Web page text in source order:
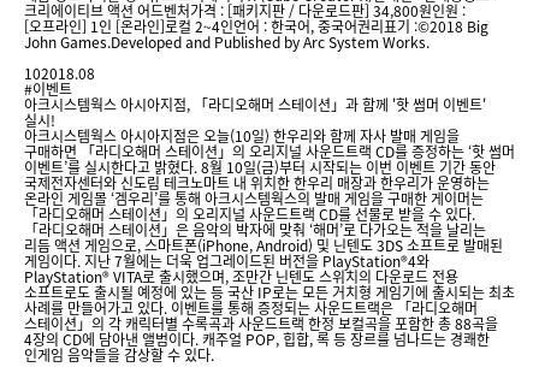
크리에이티브 액션 어드벤처가격 : [패키지판 / 다운로드판] 34,800원인원 :
[오프라인] 1인 [온라인]로컬 2~4인언어 : 한국어, 중국어권리표기 :©2018 Big
John Games.Developed and Published by Arc System Works.
102018.08
#이벤트
아크시스템웍스 아시아지점, 「라디오해머 스테이션」과 함께 '핫 썸머 이벤트'
실시!
아크시스템웍스 아시아지점은 오늘(10일) 한우리와 함께 자사 발매 게임을
구매하면 「라디오해머 스테이션」의 오리지널 사운드트랙 CD를 증정하는 ‘핫 썸머
이벤트’를 실시한다고 밝혔다. 8월 10일(금)부터 시작되는 이번 이벤트 기간 동안
국제전자센터와 신도림 테크노마트 내 위치한 한우리 매장과 한우리가 운영하는
온라인 게임몰 ‘겜우리’를 통해 아크시스템웍스의 발매 게임을 구매한 게이머는
「라디오해머 스테이션」의 오리지널 사운드트랙 CD를 선물로 받을 수 있다.
「라디오해머 스테이션」은 음악의 박자에 맞춰 ‘해머’로 다가오는 적을 날리는
리듬 액션 게임으로, 스마트폰(iPhone, Android) 및 닌텐도 3DS 소프트로 발매된
게임이다. 지난 7월에는 더욱 업그레이드된 버전을 PlayStation®4와
PlayStation® VITA로 출시했으며, 조만간 닌텐도 스위치의 다운로드 전용
소프트로도 출시될 예정에 있는 등 국산 IP로는 모든 거치형 게임기에 출시되는 최초
사례를 만들어가고 있다. 이벤트를 통해 증정되는 사운드트랙은 「라디오해머
스테이션」의 각 캐릭터별 수록곡과 사운드트랙 한정 보컬곡을 포함한 총 88곡을
4장의 CD에 담아낸 앨범이다. 캐주얼 POP, 힙합, 록 등 장르를 넘나드는 경쾌한
인게임 음악들을 감상할 수 있다.